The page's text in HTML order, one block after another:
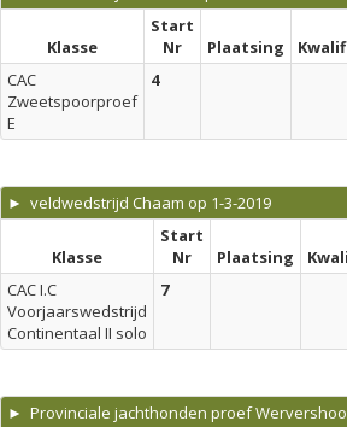
Klasse
Start
Nr
Plaatsing
CAC
Zweetspoorproef
E
4
► veldwedstrijd Chaam op 1-3-2019
Klasse
Start
Nr
Plaatsing
CAC I.C
Voorjaarswedstrijd
Continentaal II solo
7
► Provinciale jachthonden proef